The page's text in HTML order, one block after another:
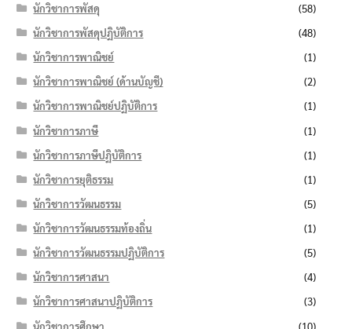
นักวิชาการพัสดุ
(58)
นักวิชาการพัสดุปฏิบัติการ
(48)
นักวิชาการพาณิชย์
(1)
นักวิชาการพาณิชย์ (ด้านบัญชี)
(2)
นักวิชาการพาณิชย์ปฏิบัติการ
(1)
นักวิชาการภาษี
(1)
นักวิชาการภาษีปฏิบัติการ
(1)
นักวิชาการยุติธรรม
(1)
นักวิชาการวัฒนธรรม
(5)
นักวิชาการวัฒนธรรมท้องถิ่น
(1)
นักวิชาการวัฒนธรรมปฏิบัติการ
(5)
นักวิชาการศาสนา
(4)
นักวิชาการศาสนาปฏิบัติการ
(3)
นักวิชาการศึกษา
(10)